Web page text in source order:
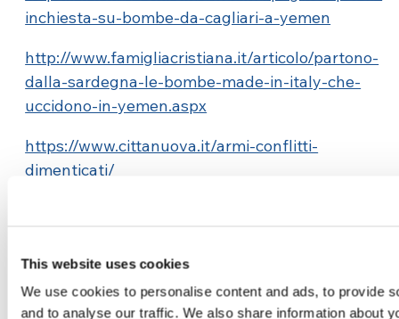
This website uses cookies
We use cookies to personalise content and ads, to provide
and to analyse our traffic. We also share information about
inchiesta-su-bombe-da-cagliari-a-yemen
http://www.famigliacristiana.it/articolo/partono-
dalla-sardegna-le-bombe-made-in-italy-che-
uccidono-in-yemen.aspx
https://www.cittanuova.it/armi-conflitti-
dimenticati/